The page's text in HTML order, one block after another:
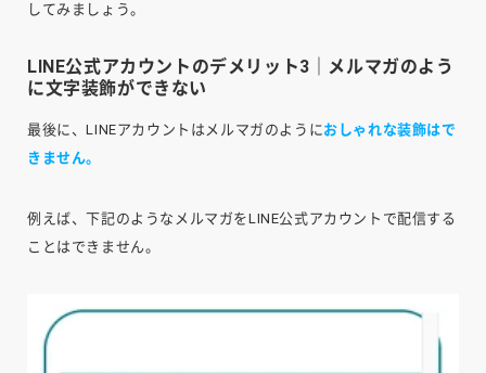
してみましょう。
LINE公式アカウントのデメリット3｜メルマガのよう
に文字装飾ができない
最後に、LINEアカウントはメルマガのようにおしゃれな装飾はで
きません。
例えば、下記のようなメルマガをLINE公式アカウントで配信する
ことはできません。